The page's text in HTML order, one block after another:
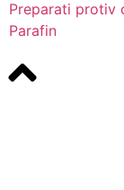
Preparati protiv
Parafin